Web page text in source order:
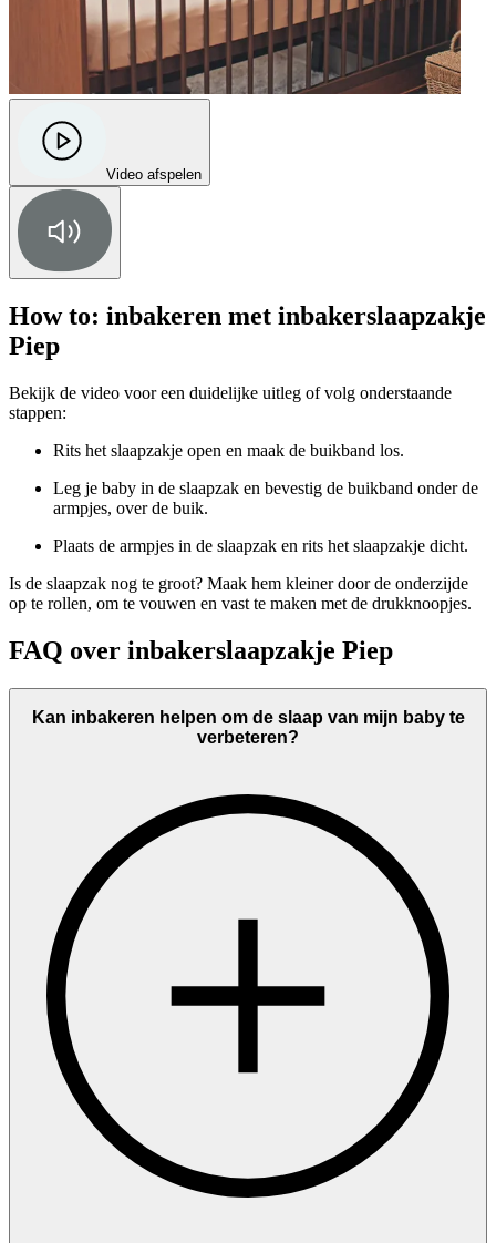
Video afspelen
How to: inbakeren met inbakerslaapzakje
Piep
Bekijk de video voor een duidelijke uitleg of volg onderstaande
stappen:
Rits het slaapzakje open en maak de buikband los.
Leg je baby in de slaapzak en bevestig de buikband onder de
armpjes, over de buik.
Plaats de armpjes in de slaapzak en rits het slaapzakje dicht.
Is de slaapzak nog te groot? Maak hem kleiner door de onderzijde
op te rollen, om te vouwen en vast te maken met de drukknoopjes.
FAQ over inbakerslaapzakje Piep
Kan inbakeren helpen om de slaap van mijn baby te
verbeteren?